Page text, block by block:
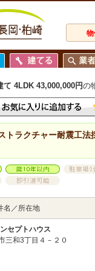
物
4LDK 43,000,000円の
トラクチャー耐震工
名／所在地
セプトハウス
三和3丁目４－２０